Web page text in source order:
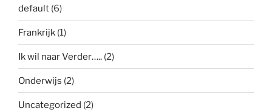
default (6)
Frankrijk (1)
Ik wil naar Verder….. (2)
Onderwijs (2)
Uncategorized (2)